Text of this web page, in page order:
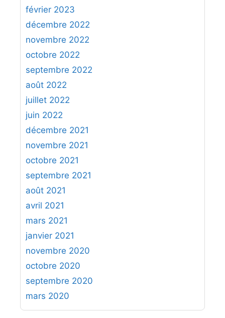
février 2023
décembre 2022
novembre 2022
octobre 2022
septembre 2022
août 2022
juillet 2022
juin 2022
décembre 2021
novembre 2021
octobre 2021
septembre 2021
août 2021
avril 2021
mars 2021
janvier 2021
novembre 2020
octobre 2020
septembre 2020
mars 2020